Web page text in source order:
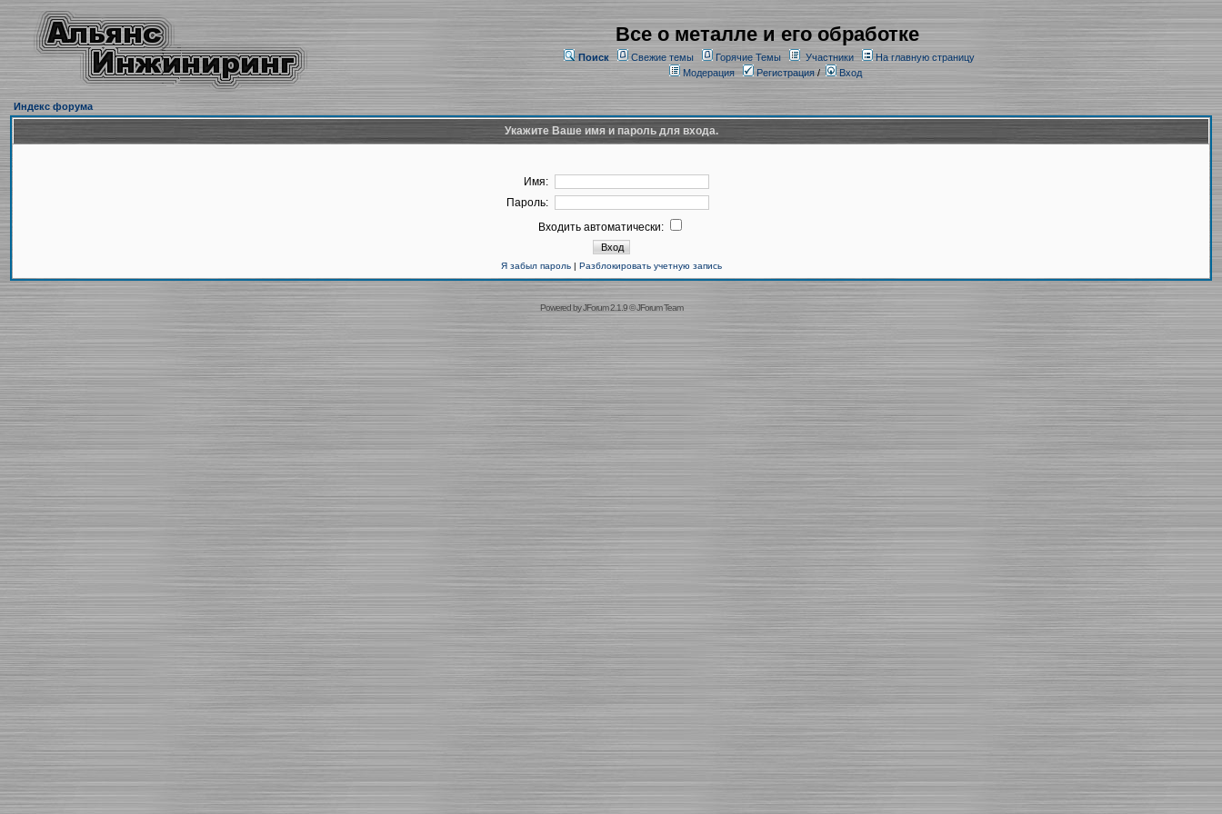
Все о металле и его обработке
Поиск Свежие темы Горячие Темы Участники
На главную страницу
Модерация
Регистрация/ Вход
Индекс форума
Укажите Ваше имя и пароль для входа.
Имя:
Пароль:
Входить автоматически:
Я забыл пароль| Разблокировать учетную запись
Powered byJForum 2.1.9©JForum Team